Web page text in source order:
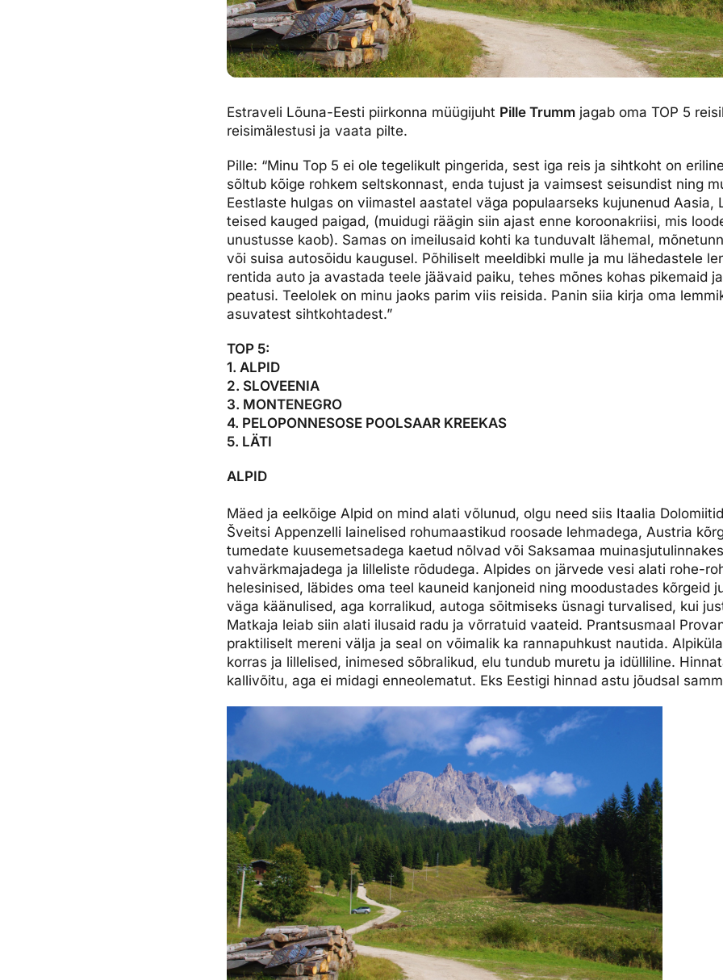
Estraveli Lõuna-Eesti piirkonna müügijuht Pille Trumm jagab oma TOP 5
reisimälestusi ja vaata pilte.
Pille: “Minu Top 5 ei ole tegelikult pingerida, sest iga reis ja sihtkoht on
sõltub kõige rohkem seltskonnast, enda tujust ja vaimsest seisundist ning
Eestlaste hulgas on viimastel aastatel väga populaarseks kujunenud Aasia,
teised kauged paigad, (muidugi räägin siin ajast enne koroonakriisi, mis
unustusse kaob). Samas on imeilusaid kohti ka tunduvalt lähemal,
või suisa autosõidu kaugusel. Põhiliselt meeldibki mulle ja mu lähedastele
rentida auto ja avastada teele jäävaid paiku, tehes mõnes kohas pikemaid
peatusi. Teelolek on minu jaoks parim viis reisida. Panin siia kirja oma
asuvatest sihtkohtadest.”
TOP 5:
1. ALPID
2. SLOVEENIA
3. MONTENEGRO
4. PELOPONNESOSE POOLSAAR KREEKAS
5. LÄTI
ALPID
Mäed ja eelkõige Alpid on mind alati võlunud, olgu need siis Itaalia
Šveitsi Appenzelli lainelised rohumaastikud roosade lehmadega, Austria
tumedate kuusemetsadega kaetud nõlvad või Saksamaa
vahvärkmajadega ja lilleliste rõdudega. Alpides on järvede vesi alati rohe-
helesinised, läbides oma teel kauneid kanjoneid ning moodustades kõrgeid
väga käänulised, aga korralikud, autoga sõitmiseks üsnagi turvalised, kui
Matkaja leiab siin alati ilusaid radu ja võrratuid vaateid. Prantsusmaal
praktiliselt mereni välja ja seal on võimalik ka rannapuhkust nautida.
korras ja lillelised, inimesed sõbralikud, elu tundub muretu ja idülliline.
kallivõitu, aga ei midagi enneolematut. Eks Eestigi hinnad astu jõudsal